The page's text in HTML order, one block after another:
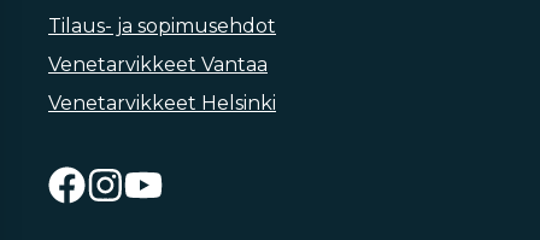
Tilaus- ja sopimusehdot
Venetarvikkeet Vantaa
Venetarvikkeet Helsinki